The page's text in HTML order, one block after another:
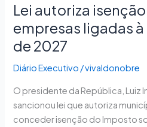
Lei autoriza
empresas ligadas
de 2027
Diário Executivo /vivaldonobre
O presidente da República, Luiz
sancionou lei que autoriza
conceder isenção do Imposto
de
2027